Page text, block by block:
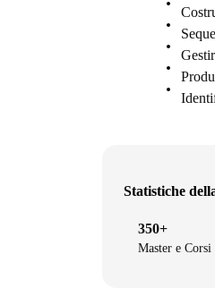
Statistiche
350+
Master e Corsi